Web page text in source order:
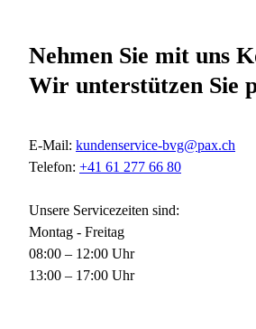
Nehmen Sie mit uns
Wir unterstützen Sie
E-Mail: kundenservice-bvg@pax.ch
Telefon: +41 61 277 66 80
Unsere Servicezeiten sind:
Montag - Freitag
08:00 – 12:00 Uhr
13:00 – 17:00 Uhr